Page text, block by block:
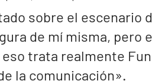
sobre el escenario
de mí misma, pero
eso trata realmente
la comunicación».